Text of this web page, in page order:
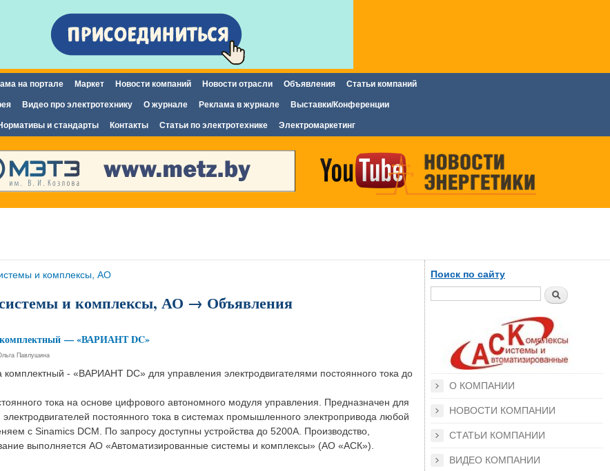
содержанию
на портале Маркет Новости компаний Новости отрасли Объявления Статьи компаний
Видео про электротехнику О журнале Реклама в журнале Выставки/Конференции
и стандарты Контакты Статьи по электротехнике Электромаркетинг
и комплексы, АО
и комплексы, АО → Объявления
комплектный — «ВАРИАНТ DC»
Павлушина
комплектный - «ВАРИАНТ DC» для управления электродвигателями постоянного тока до
тока на основе цифрового автономного модуля управления. Предназначен для
постоянного тока в системах промышленного электропривода любой
с Sinamics DCM. По запросу доступны устройства до 5200А. Производство,
выполняется АО «Автоматизированные системы и комплексы» (АО «АСК»).
Поиск по сайту
Поиск
О КОМПАНИИ
НОВОСТИ КОМПАНИИ
СТАТЬИ КОМПАНИИ
ВИДЕО КОМПАНИИ